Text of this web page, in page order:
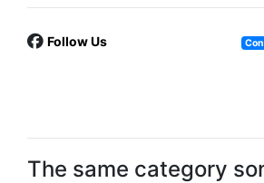
Follow Us
The same category